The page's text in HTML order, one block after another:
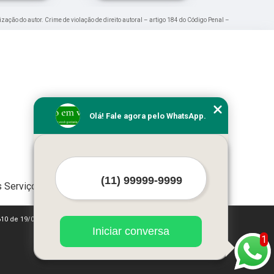
do autor. Crime de violação de direito autoral – artigo 184 do Código Penal –
de 19/02/1998)
1
Olá! Fale agora pelo WhatsApp.
Iniciar conversa